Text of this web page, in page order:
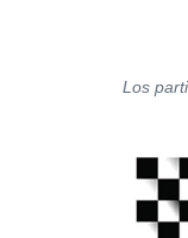
Los